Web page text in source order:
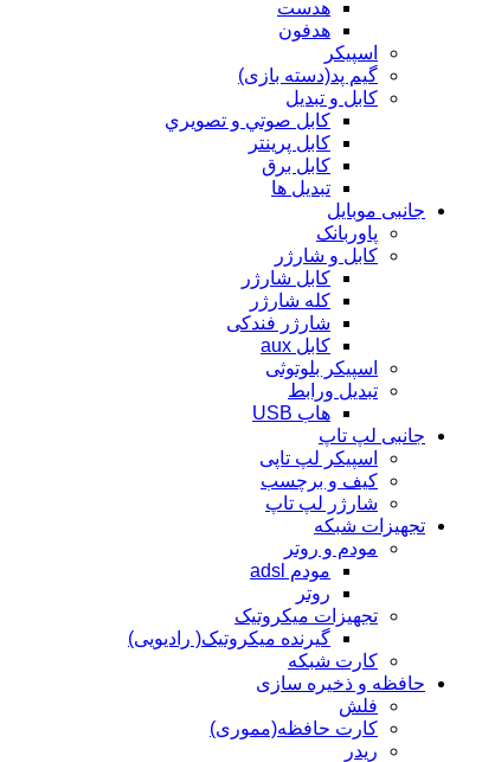
هدست
هدفون
اسپیکر
گیم پد(دسته بازی)
کابل و تبدیل
كابل صوتي و تصويري
کابل پرینتر
کابل برق
تبدیل ها
جانبی موبایل
پاوربانک
کابل و شارژر
کابل شارژر
کله شارژر
شارژر فندکی
کابل aux
اسپیکر بلوتوثی
تبدیل ورابط
هاب USB
جانبی لپ تاپ
اسپیکر لپ تاپی
کیف و برچسب
شارژر لپ تاپ
تجهیزات شبکه
مودم و روتر
مودم adsl
روتر
تجهیزات میکروتیک
گیرنده میکروتیک( رادیویی)
کارت شبکه
حافظه و ذخیره سازی
فلش
کارت حافظه(مموری)
ریدر